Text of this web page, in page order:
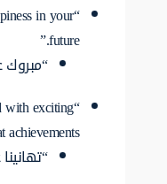
in your
future.”
with exciting